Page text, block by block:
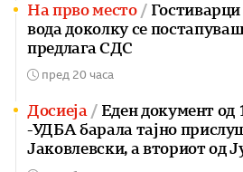
На прво место
Гостиварци
вода доколку се
предлага СДС
пред 20 часа
Досиеја
Еден документ од
-УДБА барала тајно прислушување на Мане
Јаковлевски, а вториот од
од 1984 г.